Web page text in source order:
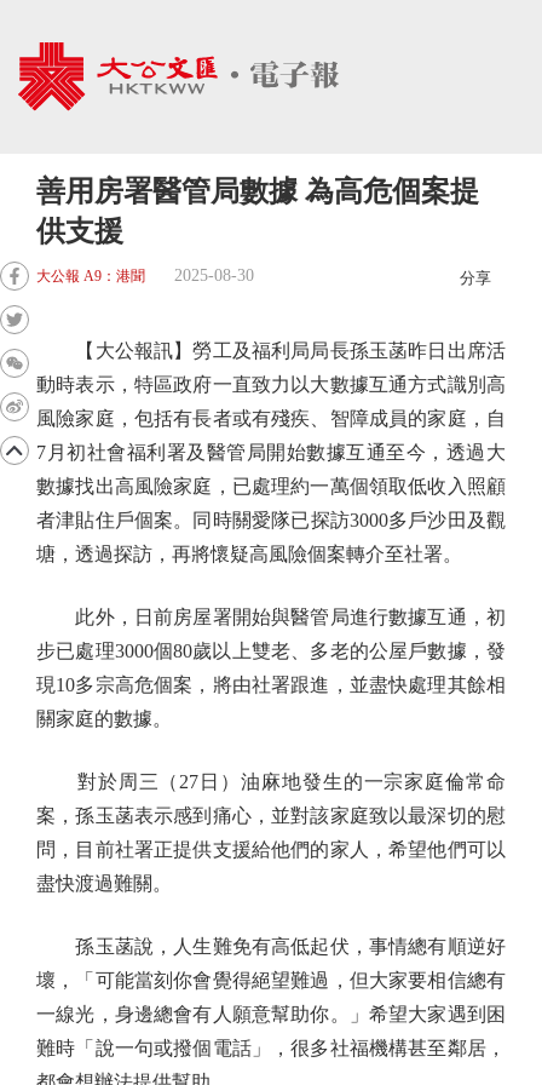
善用房署醫管局數據 為高危個案提
供支援
大公報 A9：港聞 2025-08-30 分享
【大公報訊】勞工及福利局局長孫玉菡昨日出席活
動時表示，特區政府一直致力以大數據互通方式識別高
風險家庭，包括有長者或有殘疾、智障成員的家庭，自
7月初社會福利署及醫管局開始數據互通至今，透過大
數據找出高風險家庭，已處理約一萬個領取低收入照顧
者津貼住戶個案。同時關愛隊已探訪3000多戶沙田及觀
塘，透過探訪，再將懷疑高風險個案轉介至社署。
此外，日前房屋署開始與醫管局進行數據互通，初
步已處理3000個80歲以上雙老、多老的公屋戶數據，發
現10多宗高危個案，將由社署跟進，並盡快處理其餘相
關家庭的數據。
對於周三（27日）油麻地發生的一宗家庭倫常命
案，孫玉菡表示感到痛心，並對該家庭致以最深切的慰
問，目前社署正提供支援給他們的家人，希望他們可以
盡快渡過難關。
孫玉菡說，人生難免有高低起伏，事情總有順逆好
壞，「可能當刻你會覺得絕望難過，但大家要相信總有
一線光，身邊總會有人願意幫助你。」希望大家遇到困
難時「說一句或撥個電話」，很多社福機構甚至鄰居，